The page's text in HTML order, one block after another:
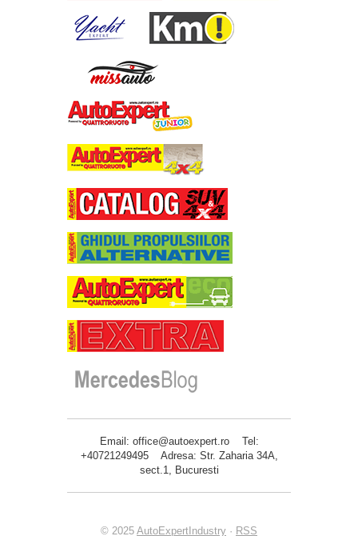
Email: office@autoexpert.ro Tel:
+40721249495 Adresa: Str. Zaharia 34A,
sect.1, Bucuresti
© 2025 AutoExpertIndustry · RSS